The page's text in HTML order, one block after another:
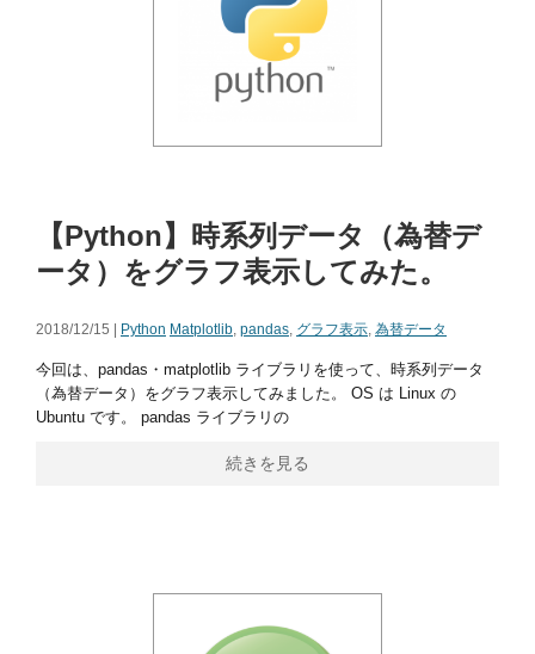
【Python】時系列データ（為替デ
ータ）をグラフ表示してみた。
2018/12/15 | Python Matplotlib, pandas, グラフ表示, 為替データ
今回は、pandas・matplotlib ライブラリを使って、時系列データ
（為替データ）をグラフ表示してみました。 OS は Linux の
Ubuntu です。 pandas ライブラリの
続きを見る